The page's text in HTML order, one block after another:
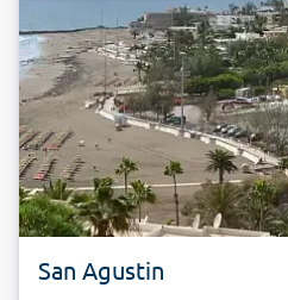
San Agustin